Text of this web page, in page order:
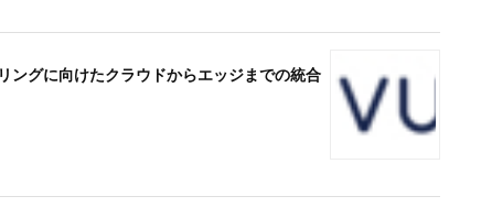
グに向けたクラウドからエッジまでの統合